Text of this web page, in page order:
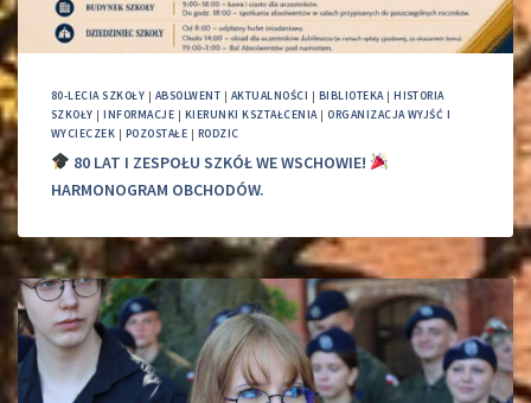
80-LECIA SZKOŁY | ABSOLWENT | AKTUALNOŚCI | BIBLIOTEKA|HISTORIA
SZKOŁY |INFORMACJE | KIERUNKI KSZTAŁCENIA|ORGANIZACJA WYJŚĆ I
WYCIECZEK | POZOSTAŁE | RODZIC
80 LAT I ZESPOŁU SZKÓŁ WE WSCHOWIE!
HARMONOGRAM OBCHODÓW.